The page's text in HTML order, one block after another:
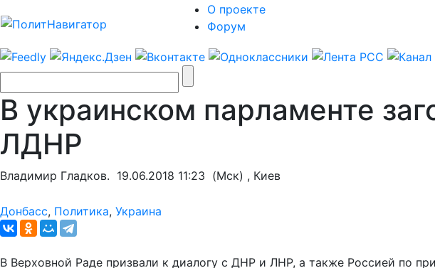
О проекте
Форум
В украинском парламенте
ЛДНР
Владимир Гладков. 19.06.2018 11:23 (Мск) , Киев
Донбасс, Политика, Украина
В Верховной Раде призвали к диалогу с ДНР и ЛНР, а также Россией по